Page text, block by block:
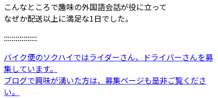
こんなところで趣味の外国語会話が役に立って
なぜか配送以上に満足な1日でした。
:::::::::::::::::
バイク便のソクハイではライダーさん、ドライバーさんを募
集しています。
ブログで興味が湧いた方は、募集ページも是非ご覧くださ
い。